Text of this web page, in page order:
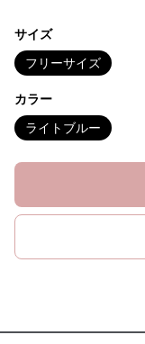
サイズ
フリーサイズ
カラー
ライトブルー